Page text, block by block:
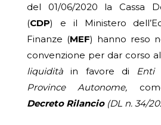
del 01/06/2020 la Cassa
(CDP) e il Ministero
Finanze (MEF) hanno reso
convenzione per dar corso
liquidità in favore di Enti
Province Autonome,
Decreto Rilancio(DL n. 34/